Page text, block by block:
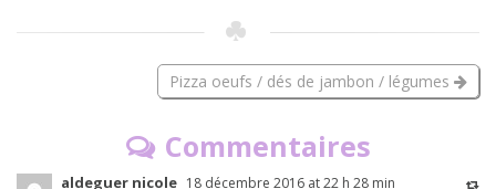
Pizza oeufs / dés de jambon / légumes
Commentaires
aldeguer nicole 18 décembre 2016 at 22 h 28 min